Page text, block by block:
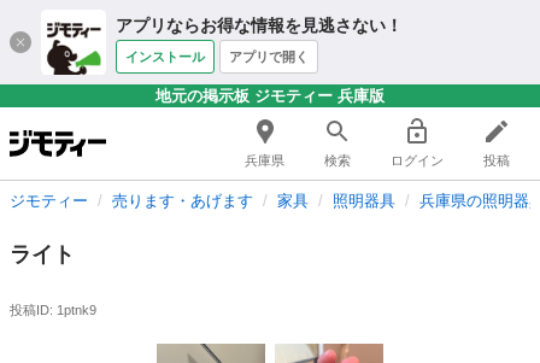
アプリならお得な情報を見逃さない！
インストール アプリで開く
地元の掲示板 ジモティー 兵庫版
兵庫県 検索 ログイン 投稿
ジモティー 売ります・あげます 家具 照明器具 兵庫県の照明器
ライト
投稿ID: 1ptnk9